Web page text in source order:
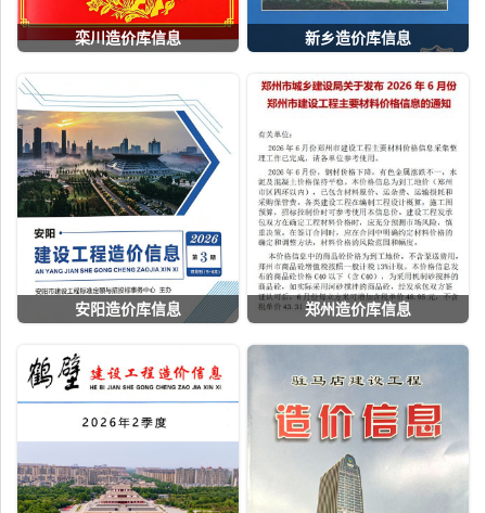
栾川造价库信息 新乡造价库信息
安阳造价库信息 郑州造价库信息